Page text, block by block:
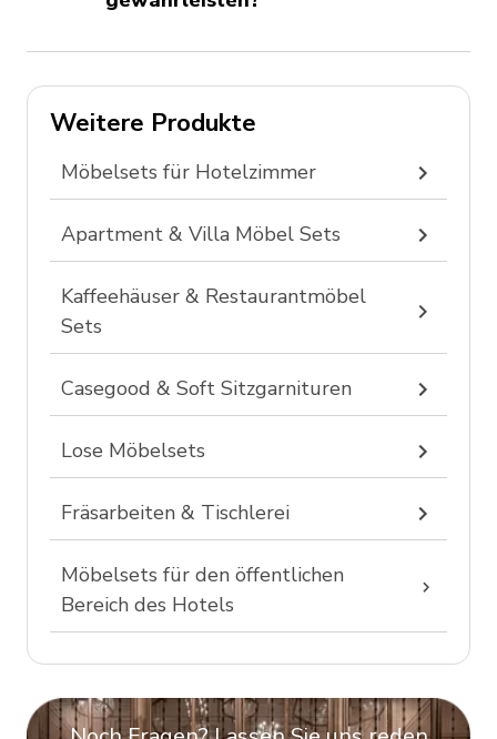
Weitere Produkte
Möbelsets für Hotelzimmer
Apartment & Villa Möbel Sets
Kaffeehäuser & Restaurantmöbel
Sets
Casegood & Soft Sitzgarnituren
Lose Möbelsets
Fräsarbeiten & Tischlerei
Möbelsets für den öffentlichen
Bereich des Hotels